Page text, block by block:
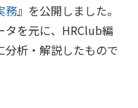
務』を公開しました。
タを元に、HRClub編
析・解説したもので